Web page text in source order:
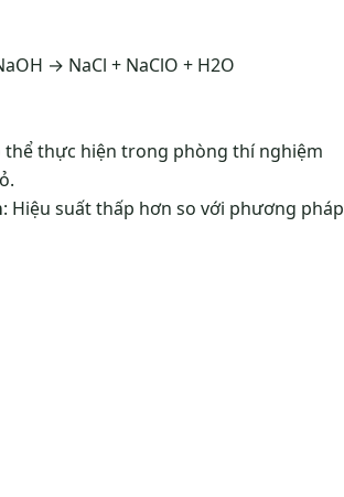
→ NaCl + NaClO + H2O
thể thực hiện trong phòng thí nghiệm
: Hiệu suất thấp hơn so với phương pháp